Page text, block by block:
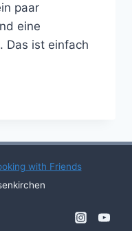
paar
eine
Das ist einfach
with Friends